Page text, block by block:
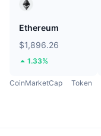
Ethereum
$1,896.26
1.33%
CoinMarketCap Token